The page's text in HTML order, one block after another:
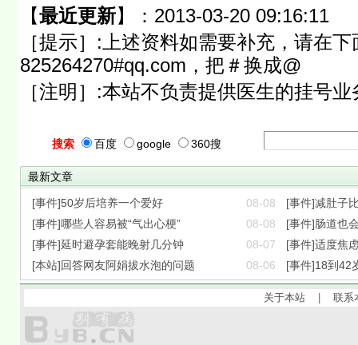
【最近更新】： 2013-03-20 09:16:11
［提示］:上述资料如需要补充，请在
825264270#qq.com，把＃换成@
［注明］:本站不负责提供医生的挂号业
搜索 百度 google 360搜
最新文章
[事件]50岁后培养一个爱好 08-08
[事件]减肚子
[事件]哪些人容易被“气出心梗”
08-08
[事件]肠道也
[事件]延时避孕套能晚射几分钟
08-07
[事件]适度焦
[本站]回答网友阿娟拔水泡的问题
08-06 [事件]18到42
关于本站 |联系